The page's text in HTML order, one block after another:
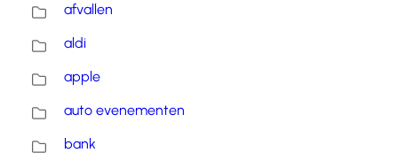
afvallen
aldi
apple
auto evenementen
bank